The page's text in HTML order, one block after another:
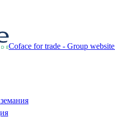
Coface for trade - Group website